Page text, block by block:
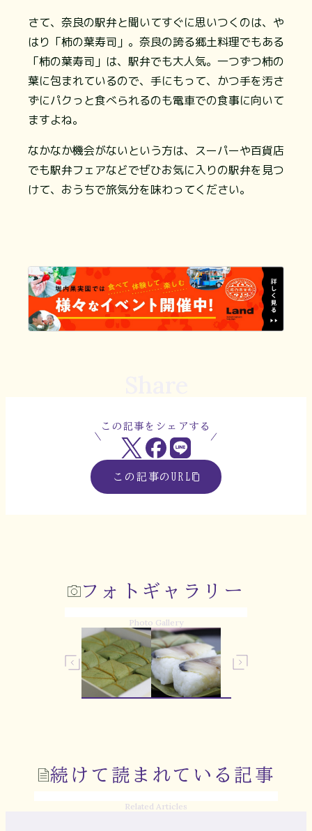
さて、奈良の駅弁と聞いてすぐに思いつくのは、や
はり「柿の葉寿司」。奈良の誇る郷土料理でもある
「柿の葉寿司」は、駅弁でも大人気。一つずつ柿の
葉に包まれているので、手にもって、かつ手を汚さ
ずにパクっと食べられるのも電車での食事に向いて
ますよね。
なかなか機会がないという方は、スーパーや百貨店
でも駅弁フェアなどでぜひお気に入りの駅弁を見つ
けて、おうちで旅気分を味わってください。
この記事をシェアする
この記事のURL
フォトギャラリー
Photo Gallery
続けて読まれている記事
Related Articles